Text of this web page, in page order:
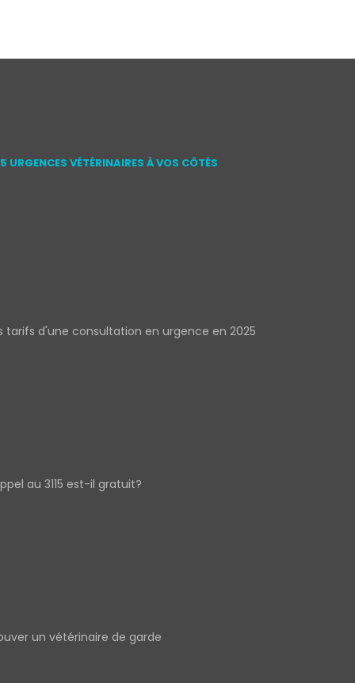
URGENCES VÉTÉRINAIRES À VOS CÔTÉS
tarifs d'une consultation en urgence en 2025
au 3115 est-il gratuit?
un vétérinaire de garde